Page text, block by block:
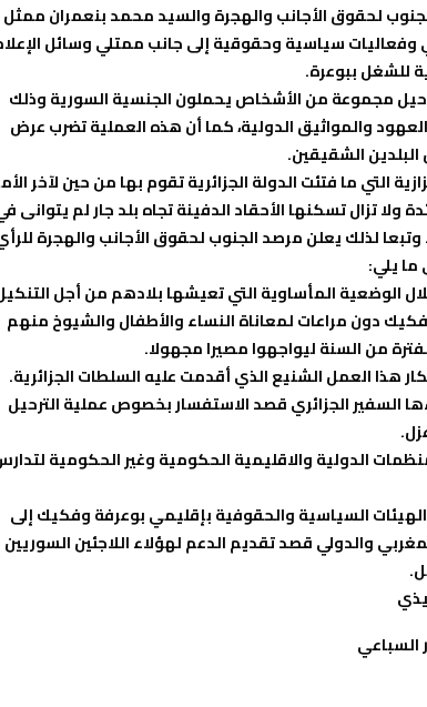
اجتمع السيد رئيس مرصد الجنوب لحقوق الأجانب والهجرة والسيد محمد بنعمران ممثل
سياسية وحقوقية إلى جانب ممتلي وسائل
للشغل ببوعرة.
مجموعة من الأشخاص يحملون الجنسية السورية وذلك
والمواثيق الدولية، كما أن هذه العملية تضرب عرض
الشقيقين.
التي ما فتئت الدولة الجزائرية تقوم بها من حين لآخر
ولا تزال تسكنها الأحقاد الدفينة تجاه بلد جار لم يتوانى
لذلك يعلن مرصد الجنوب لحقوق الأجانب والهجرة
ما يلي:
الوضعية المأساوية التي تعيشها بلادهم من أجل
دون مراعات لمعاناة النساء والأطفال والشيوخ منهم
من السنة ليواجهوا مصيرا مجهولا.
السفير الجزائري قصد الاستفسار بخصوص عملية الترحيل
الدولية والاقليمية الحكومية وغير الحكومية
السياسية والحقوفية بإقليمي بوعرفة وفكيك إلى
والدولي قصد تقديم الدعم لهؤلاء اللاجئين السوريين
السباعي